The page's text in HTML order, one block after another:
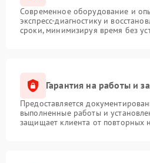
Современное оборудование и
экспресс-диагностику и
сроки, минимизируя время без
Гарантия на работы и
Предоставляется
выполненные работы и
защищает клиента от повторных